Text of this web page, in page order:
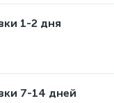
1-2 дня
7-14 дней